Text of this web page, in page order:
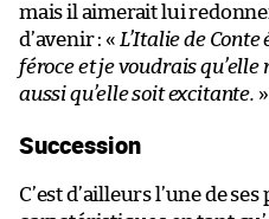
mais il aimerait lui
d’avenir : « L’Italie de
féroce et je voudrais
aussi qu’elle soit excitante. »
Succession
C’est d’ailleurs l’une de